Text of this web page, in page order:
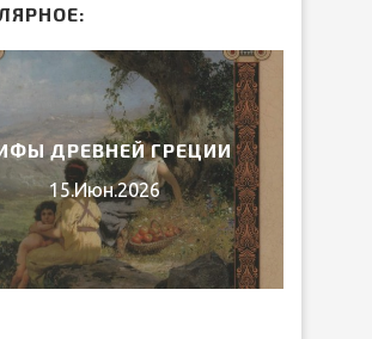
ДРЕВНЕЙ ГРЕЦИИ
15.Июн.2026